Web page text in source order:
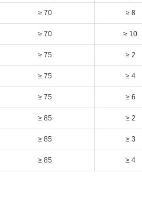
≥ 70 ≥ 8
≥ 70 ≥ 10
≥ 75 ≥ 2
≥ 75 ≥ 4
≥ 75 ≥ 6
≥ 85 ≥ 2
≥ 85 ≥ 3
≥ 85 ≥ 4